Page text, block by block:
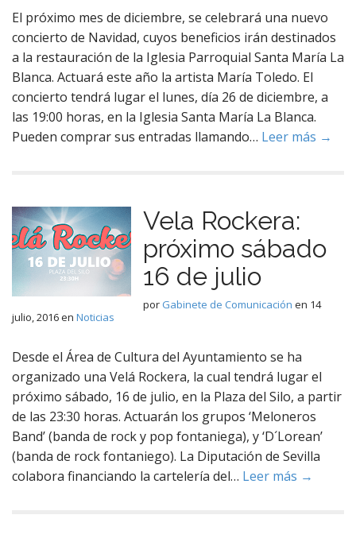
El próximo mes de diciembre, se celebrará una nuevo
concierto de Navidad, cuyos beneficios irán destinados
a la restauración de la Iglesia Parroquial Santa María La
Blanca. Actuará este año la artista María Toledo. El
concierto tendrá lugar el lunes, día 26 de diciembre, a
las 19:00 horas, en la Iglesia Santa María La Blanca.
Pueden comprar sus entradas llamando… Leer más →
Vela Rockera:
próximo sábado
16 de julio
por Gabinete de Comunicación en 14
julio, 2016en Noticias
Desde el Área de Cultura del Ayuntamiento se ha
organizado una Velá Rockera, la cual tendrá lugar el
próximo sábado, 16 de julio, en la Plaza del Silo, a partir
de las 23:30 horas. Actuarán los grupos ‘Meloneros
Band’ (banda de rock y pop fontaniega), y ‘D´Lorean’
(banda de rock fontaniego). La Diputación de Sevilla
colabora financiando la cartelería del… Leer más →